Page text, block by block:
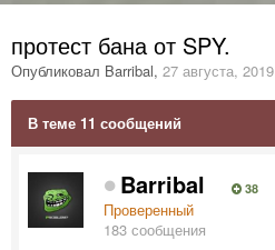
протест бана от SPY.
Опубликовал Barribal, 27 августа, 2019
В теме 11 сообщений
Barribal 38
Проверенный
183 сообщения